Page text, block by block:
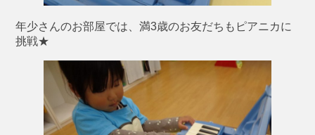
年少さんのお部屋では、満3歳のお友だちもピアニカに
挑戦★